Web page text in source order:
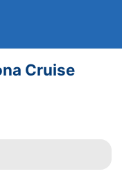
Cruise